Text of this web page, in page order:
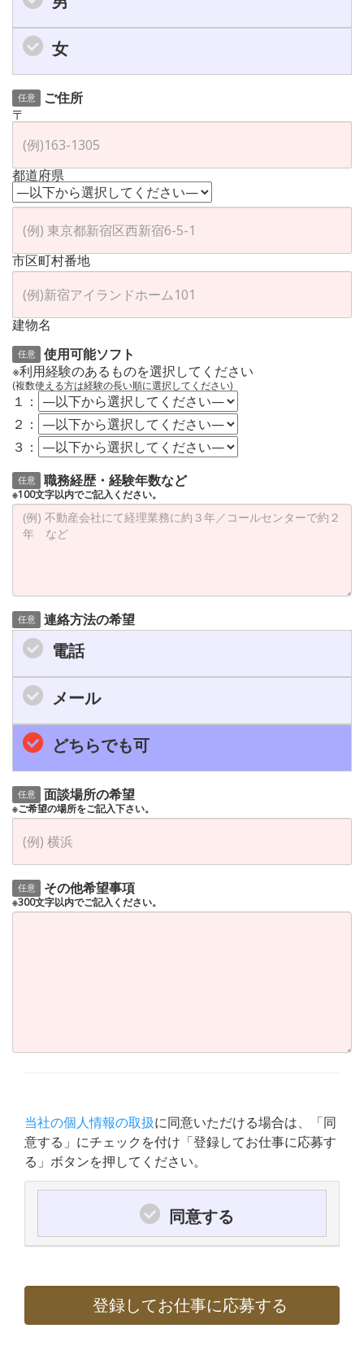
女
任意
ご住所
〒
都道府県
市区町村番地
建物名
任意
使用可能ソフト
※利用経験のあるものを選択してください
(複数使える方は経験の長い順に選択してください)
１：
２：
３：
任意 職務経歴・経験年数など
※100文字以内でご記入ください。
任意 連絡方法の希望
電話
メール
どちらでも可
任意 面談場所の希望
※ご希望の場所をご記入下さい。
任意 その他希望事項
※300文字以内でご記入ください。
当社の個人情報の取扱に同意いただける場合は、「同
意する」にチェックを付け「登録してお仕事に応募す
る」ボタンを押してください。
同意する